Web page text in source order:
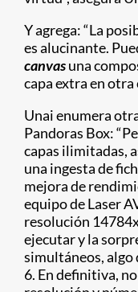
Y agrega: “La
es alucinante.
canvasuna
capa extra en otra
Unai enumera
Pandoras Box:
capas ilimitadas,
una ingesta de
mejora de
equipo de Laser
resolución
ejecutar y la
simultáneos, algo
6. En definitiva,